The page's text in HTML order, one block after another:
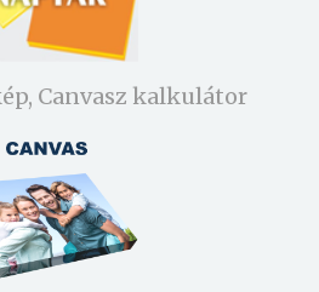
Canvasz kalkulátor